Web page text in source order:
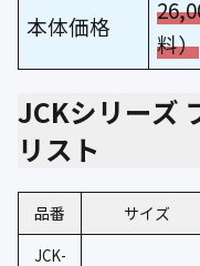
本体価格
料）
JCKシリーズ
リスト
品番 サイズ
JCK-